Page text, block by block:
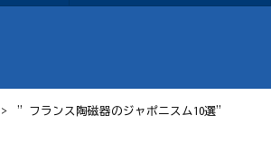
> ”フランス陶磁器のジャポニスム10選”